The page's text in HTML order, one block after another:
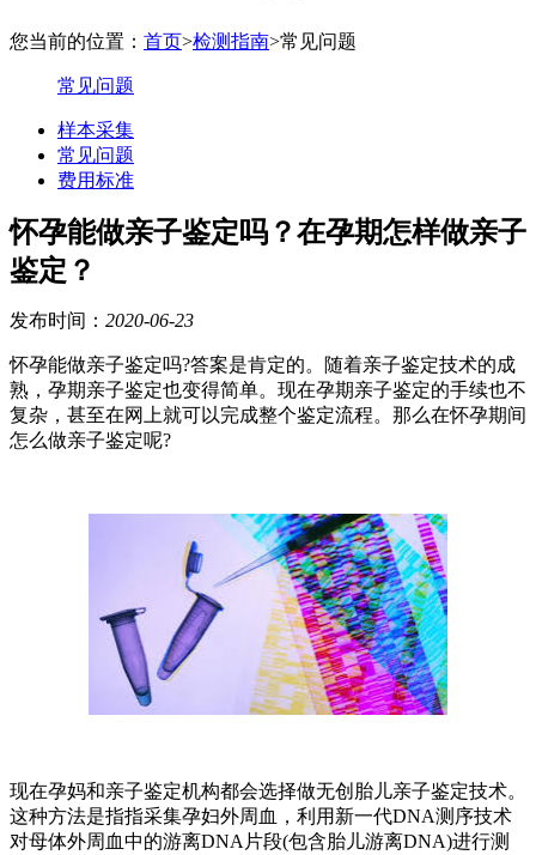
您当前的位置： 首页>检测指南>常见问题
常见问题
样本采集
常见问题
费用标准
怀孕能做亲子鉴定吗？在孕期怎样做亲子
鉴定？
发布时间： 2020-06-23
怀孕能做亲子鉴定吗?答案是肯定的。随着亲子鉴定技术的成
熟，孕期亲子鉴定也变得简单。现在孕期亲子鉴定的手续也不
复杂，甚至在网上就可以完成整个鉴定流程。那么在怀孕期间
怎么做亲子鉴定呢?
现在孕妈和亲子鉴定机构都会选择做无创胎儿亲子鉴定技术。
这种方法是指指采集孕妇外周血，利用新一代DNA测序技术
对母体外周血中的游离DNA片段(包含胎儿游离DNA)进行测